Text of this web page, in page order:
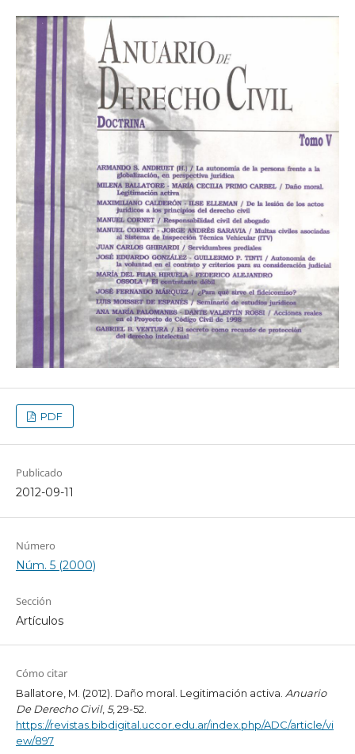
PDF
Publicado
2012-09-11
Número
Núm. 5 (2000)
Sección
Artículos
Cómo citar
Ballatore, M. (2012). Daño moral. Legitimación activa. Anuario
De Derecho Civil, 5, 29-52.
https://revistas.bibdigital.uccor.edu.ar/index.php/ADC/article/vi
ew/897